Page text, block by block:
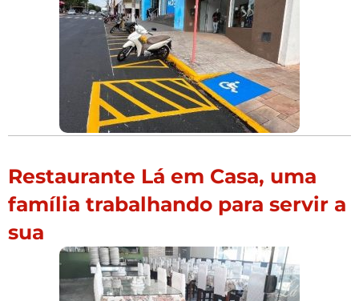
Restaurante Lá em Casa, uma
família trabalhando para servir a
sua